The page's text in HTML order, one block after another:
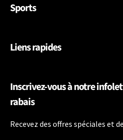
Sports
Liens rapides
Inscrivez-vous à notre
rabais
Recevez des offres spéciales et